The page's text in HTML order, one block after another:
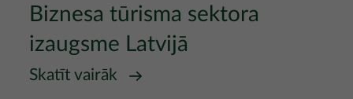
Biznesa tūrisma sektora
izaugsme Latvijā
Skatīt vairāk